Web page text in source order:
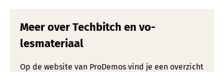
Meer over Techbitch en vo-
lesmateriaal
Op de website van ProDemos vind je een overzicht